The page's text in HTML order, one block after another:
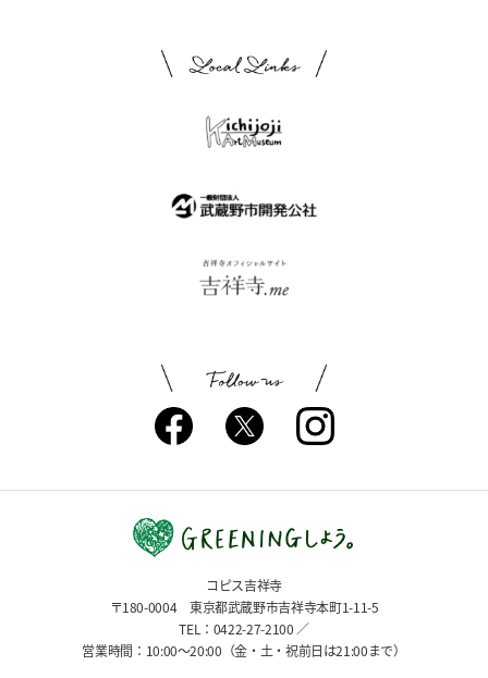
コピス吉祥寺
〒180-0004 東京都武蔵野市吉祥寺本町1-11-5
TEL：0422-27-2100 ／
営業時間：10:00〜20:00（金・土・祝前日は21:00まで）